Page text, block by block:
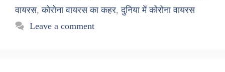
वायरस,कोरोना वायरस का कहर,दुनिया में कोरोना वायरस
Leave a comment